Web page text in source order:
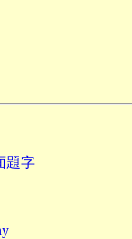
題字